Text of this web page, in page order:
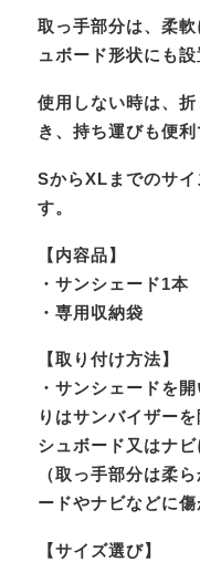
取っ手部分は、柔
ュボード形状にも設
使用しない時は、
き、持ち運びも便利
SからXLまでのサ
す。
【内容品】
・サンシェード1本
・専用収納袋
【取り付け方法】
・サンシェードを
りはサンバイザー
シュボード又はナビ
（取っ手部分は柔
ードやナビなどに
【サイズ選び】